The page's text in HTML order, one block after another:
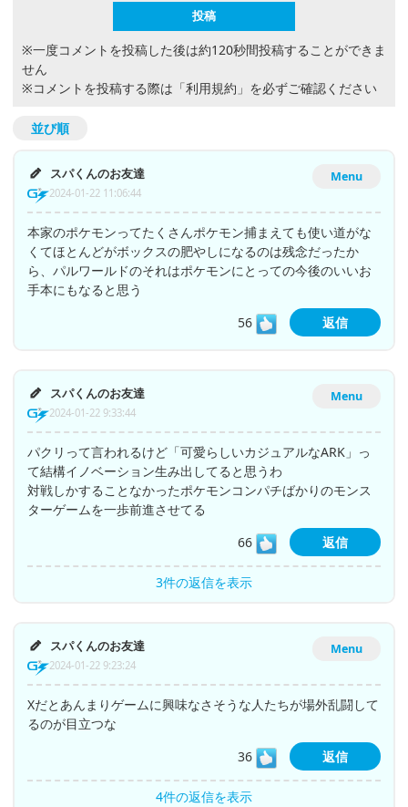
※一度コメントを投稿した後は約120秒間投稿することができま
せん
※コメントを投稿する際は 「利用規約」 を必ずご確認ください
並び順
Menu
スパくんのお友達
2024-01-22 11:06:44
本家のポケモンってたくさんポケモン捕まえても使い道がな
くてほとんどがボックスの肥やしになるのは残念だったか
ら、パルワールドのそれはポケモンにとっての今後のいいお
手本にもなると思う
56
返信
Menu
スパくんのお友達
2024-01-22 9:33:44
パクリって言われるけど「可愛らしいカジュアルなARK」っ
て結構イノベーション生み出してると思うわ
対戦しかすることなかったポケモンコンパチばかりのモンス
ターゲームを一歩前進させてる
66
返信
3件の返信を表示
Menu
スパくんのお友達
2024-01-22 9:23:24
Xだとあんまりゲームに興味なさそうな人たちが場外乱闘して
るのが目立つな
36
返信
4件の返信を表示